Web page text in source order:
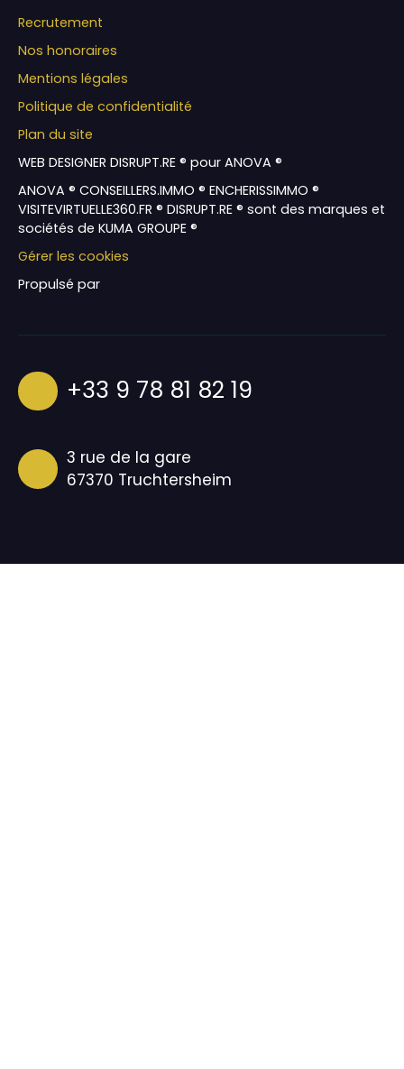
Recrutement
Nos honoraires
Mentions légales
Politique de confidentialité
Plan du site
WEB DESIGNER DISRUPT.RE ® pour ANOVA ®
ANOVA ® CONSEILLERS.IMMO ® ENCHERISSIMMO ®
VISITEVIRTUELLE360.FR ® DISRUPT.RE ® sont des marques et
sociétés de KUMA GROUPE ®
Gérer les cookies
Propulsé par
+33 9 78 81 82 19
3 rue de la gare
67370 Truchtersheim